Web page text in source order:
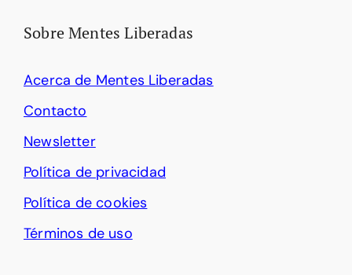
Sobre Mentes Liberadas
Acerca de Mentes Liberadas
Contacto
Newsletter
Política de privacidad
Política de cookies
Términos de uso